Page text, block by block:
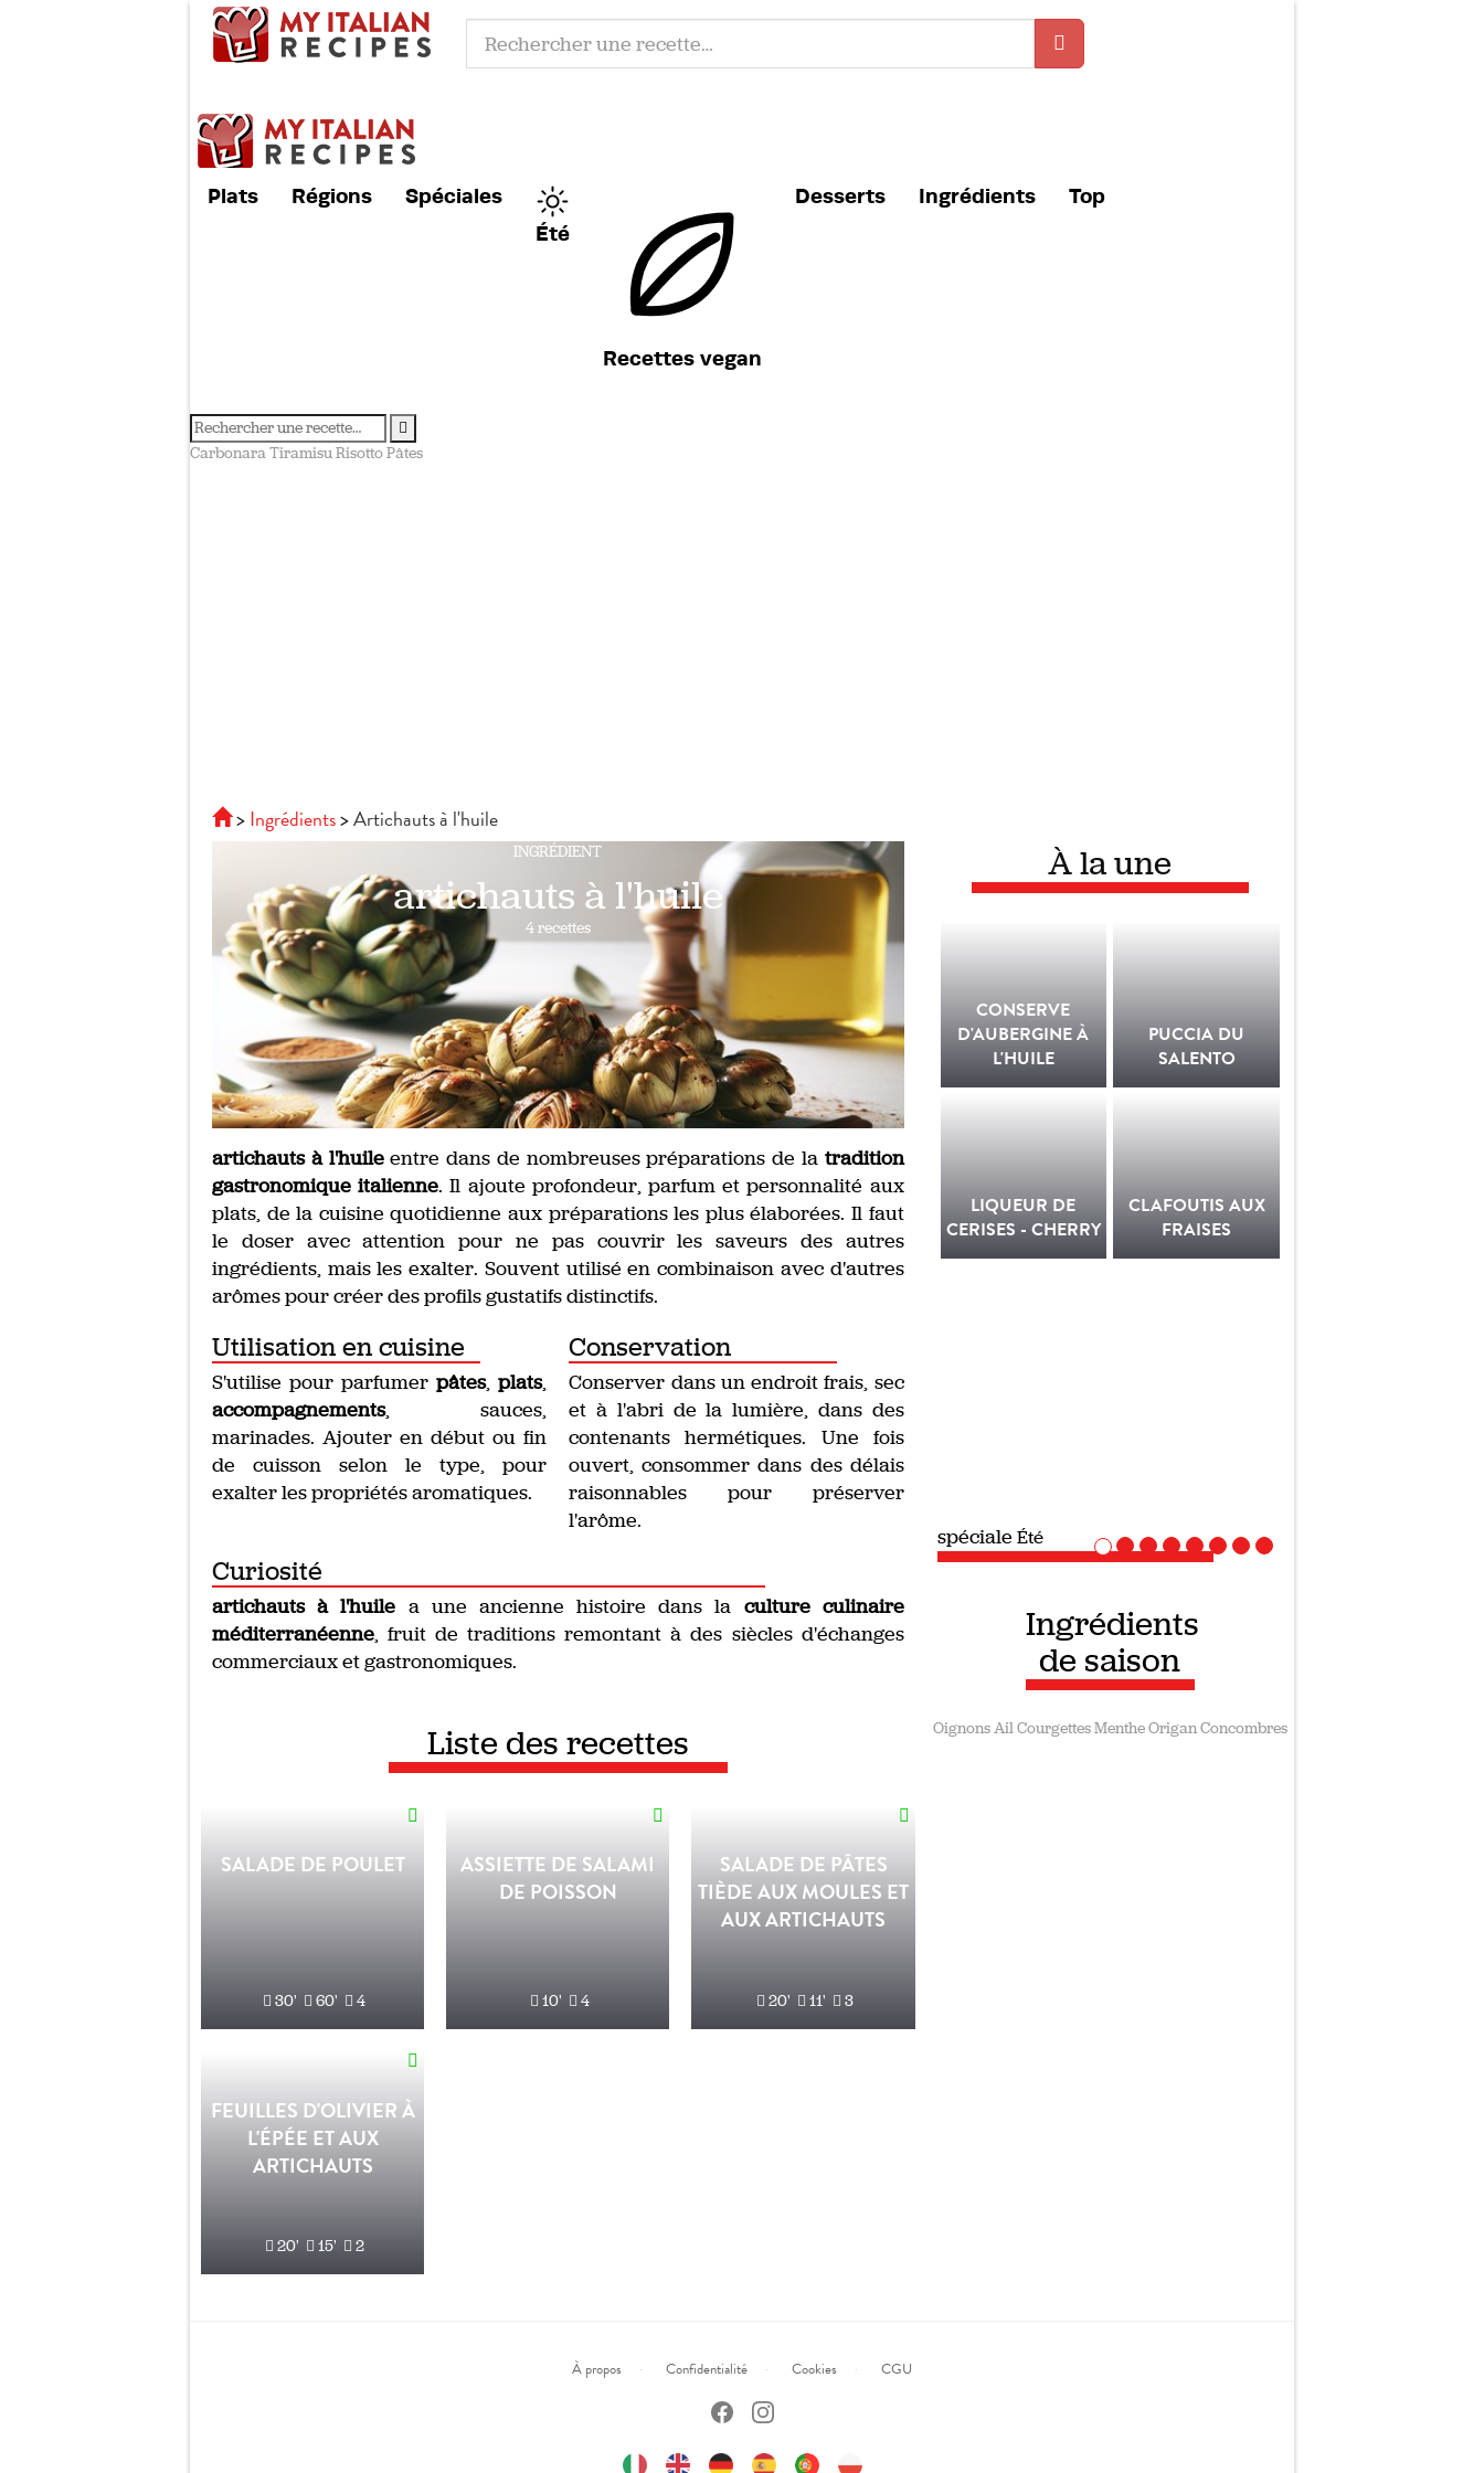
Plats Régions
Spéciales
Été
Recettes vegan
Desserts Ingrédients Top
CarbonaraTiramisuRisottoPâtes
Ingrédients Artichauts à l'huile
INGRÉDIENT
artichauts à l'huile
4 recettes
artichauts à l'huileentre dans de nombreuses préparations de la tradition
gastronomique italienne. Il ajoute profondeur, parfum et personnalité aux
plats, de la cuisine quotidienne aux préparations les plus élaborées. Il faut
le doser avec attention pour ne pas couvrir les saveurs des autres
ingrédients, mais les exalter. Souvent utilisé en combinaison avec d'autres
arômes pour créer des profils gustatifs distinctifs.
Utilisation en cuisine
S'utilise pour parfumerpâtes,plats,
accompagnements, sauces,
marinades. Ajouter en début ou fin
de cuisson selon le type, pour
exalter les propriétés aromatiques.
Conservation
Conserver dans un endroit frais, sec
et à l'abri de la lumière, dans des
contenants hermétiques. Une fois
ouvert, consommer dans des délais
raisonnables pour préserver
l'arôme.
Curiosité
artichauts à l'huile a une ancienne histoire dans la culture culinaire
méditerranéenne, fruit de traditions remontant à des siècles d'échanges
commerciaux et gastronomiques.
Liste des recettes
SALADE DE POULET
30' 60' 4
ASSIETTE DE SALAMI
DE POISSON
10' 4
SALADE DE PÂTES
TIÈDE AUX MOULES ET
AUX ARTICHAUTS
20' 11' 3
FEUILLES D'OLIVIER À
L'ÉPÉE ET AUX
ARTICHAUTS
20' 15' 2
À la une
CONSERVE
D'AUBERGINE À
L'HUILE
PUCCIA DU
SALENTO
LIQUEUR DE
CERISES - CHERRY
CLAFOUTIS AUX
FRAISES
spéciale Été
Ingrédients
de saison
OignonsAilCourgettesMentheOriganConcombres
À propos Confidentialité Cookies CGU